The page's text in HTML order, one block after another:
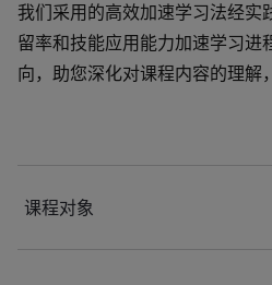
我们采用的高效加速学习法经实
留率和技能应用能力加速学习进
向，助您深化对课程内容的理解
课程对象